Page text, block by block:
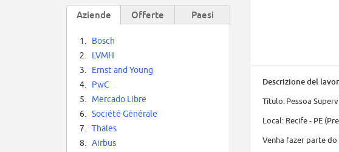
Descrizione del
Título: Pessoa
Local: Recife - PE
Venha fazer parte
Aziende Offerte Paesi
1.
Bosch
2.
LVMH
3.
Ernst and Young
4.
PwC
5.
Mercado Libre
6.
Société Générale
7.
Thales
8.
Airbus